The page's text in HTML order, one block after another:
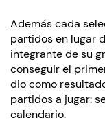
Además cada
partidos en lugar
integrante de su
conseguir el
dio como
partidos a jugar:
calendario.